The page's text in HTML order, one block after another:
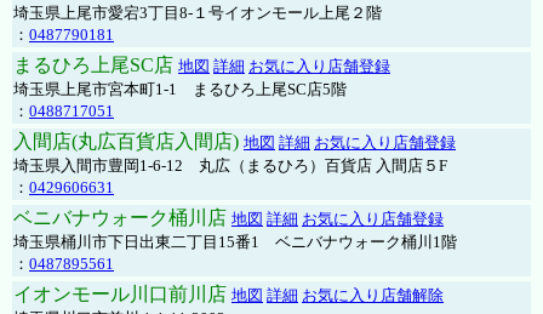
埼玉県上尾市愛宕3丁目8-１号イオンモール上尾２階
： 0487790181
まるひろ上尾SC店 地図 詳細 お気に入り店舗登録
埼玉県上尾市宮本町1-1 まるひろ上尾SC店5階
： 0488717051
入間店(丸広百貨店入間店) 地図 詳細 お気に入り店舗登録
埼玉県入間市豊岡1-6-12 丸広（まるひろ）百貨店 入間店５F
： 0429606631
ベニバナウォーク桶川店 地図 詳細 お気に入り店舗登録
埼玉県桶川市下日出東二丁目15番1 ベニバナウォーク桶川1階
： 0487895561
イオンモール川口前川店 地図 詳細 お気に入り店舗解除